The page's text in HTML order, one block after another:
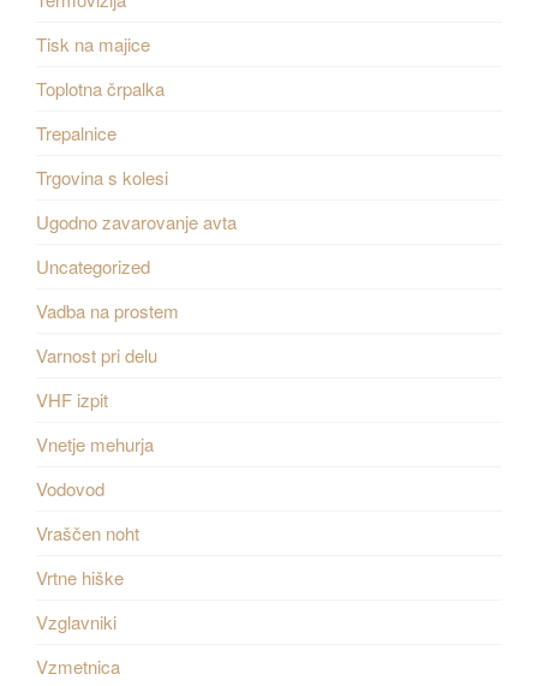
Tisk na majice
Toplotna črpalka
Trepalnice
Trgovina s kolesi
Ugodno zavarovanje avta
Uncategorized
Vadba na prostem
Varnost pri delu
VHF izpit
Vnetje mehurja
Vodovod
Vraščen noht
Vrtne hiške
Vzglavniki
Vzmetnica